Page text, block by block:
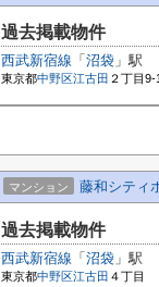
過去掲載物件
西武新宿線 「 沼袋 」駅
東京都中野区江古田 ２丁目9-
マンション 藤和シティ
過去掲載物件
西武新宿線 「 沼袋 」駅
東京都中野区江古田 ４丁目